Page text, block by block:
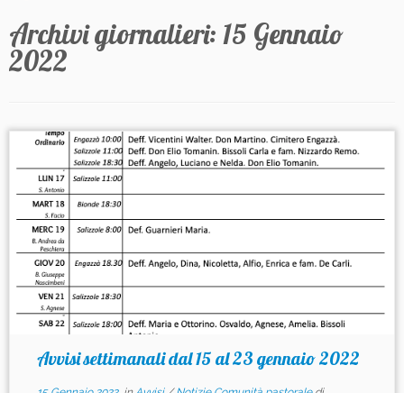
Archivi giornalieri: 15 Gennaio
2022
Avvisi settimanali dal 15 al 23 gennaio 2022